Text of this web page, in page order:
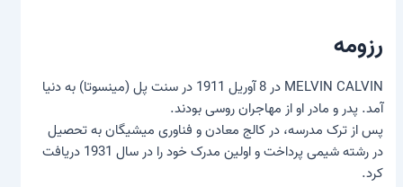
رزومه
MELVIN CALVIN
در 8 آوریل 1911 در سنت پل (مینسوتا) به دنیا
آمد. پدر و مادر او از مهاجران روسی بودند.
پس از ترک مدرسه، در کالج معادن و فناوری میشیگان به تحصیل
در رشته شیمی پرداخت و اولین مدرک خود را در سال 1931 دریافت
کرد.